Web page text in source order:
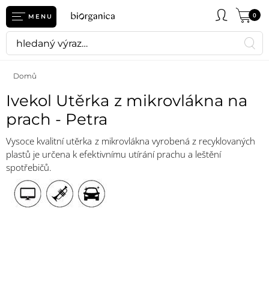
MENU 0
Domů
Ivekol Utěrka z mikrovlákna na
prach - Petra
Vysoce kvalitní utěrka z mikrovlákna vyrobená z recyklovaných
plastů je určena k efektivnímu utírání prachu a leštění
spotřebičů.